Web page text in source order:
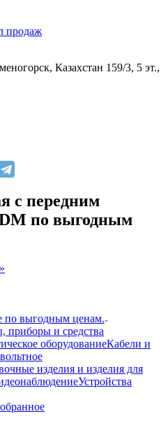
продаж
Казахстан 159/3, 5 эт.,
с передним
по выгодным
по выгодным ценам.
приборы и средства
оборудованиеКабели и
изделия и изделия для
Устройства